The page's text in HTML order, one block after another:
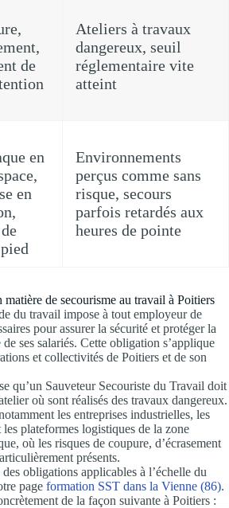
de
Ateliers à travaux
dangereux, seuil
réglementaire vite
atteint
en
en
Environnements
perçus comme sans
risque, secours
parfois retardés aux
heures de pointe
de secourisme au travail à Poitiers
du travail impose à tout employeur de
pour assurer la sécurité et protéger la
ses salariés. Cette obligation s’applique
et collectivités de Poitiers et de son
qu’un Sauveteur Secouriste du Travail doit
où sont réalisés des travaux dangereux.
les entreprises industrielles, les
les plateformes logistiques de la zone
où les risques de coupure, d’écrasement
présents.
obligations applicables à l’échelle du
page formation SST dans la Vienne (86).
de la façon suivante à Poitiers :